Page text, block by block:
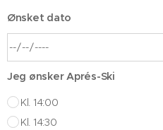
Ønsket dato
Jeg ønsker Aprés-Ski
Kl. 14:00
Kl. 14:30